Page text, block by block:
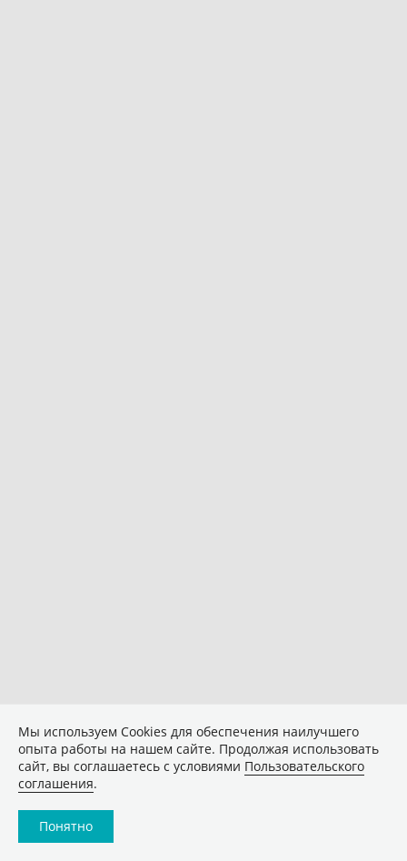
Мы используем Сookies для обеспечения наилучшего
опыта работы на нашем сайте. Продолжая использовать
сайт, вы соглашаетесь с условиями Пользовательского
соглашения.
Понятно